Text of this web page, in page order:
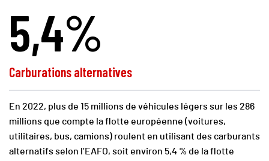
5,4%
Carburations alternatives
En 2022, plus de 15 millions de véhicules légers sur les 286
millions que compte la flotte européenne (voitures,
utilitaires, bus, camions) roulent en utilisant des carburants
alternatifs selon l’EAFO, soit environ 5,4 % de la flotte